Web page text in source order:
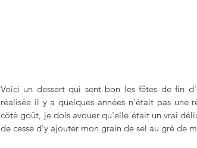
Voici un dessert qui sent bon les fêtes de fin
réalisée il y a quelques années n'était pas une
côté goût, je dois avouer qu'elle était un vrai
de cesse d'y ajouter mon grain de sel au gré de